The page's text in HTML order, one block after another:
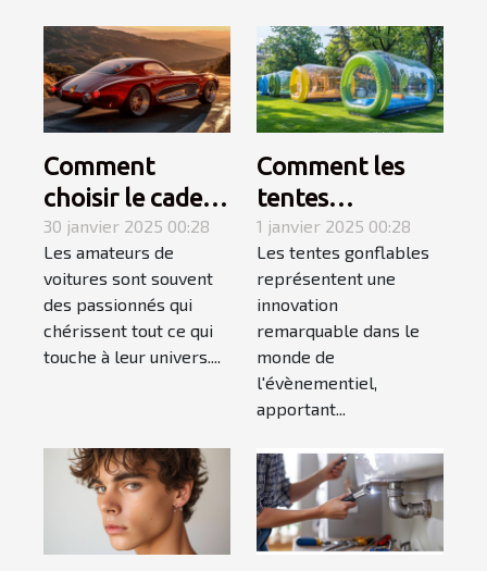
Comment
choisir le cadeau
automobile
parfait pour les
passionnés de
voitures
30 janvier 2025 00:28
Les amateurs de
voitures sont souvent
des passionnés qui
chérissent tout ce qui
touche à leur univers....
Comment les
tentes
gonflables
transforment
l'impact visuel
des évènements
1 janvier 2025 00:28
Les tentes gonflables
représentent une
innovation
remarquable dans le
monde de
l'évènementiel,
apportant...